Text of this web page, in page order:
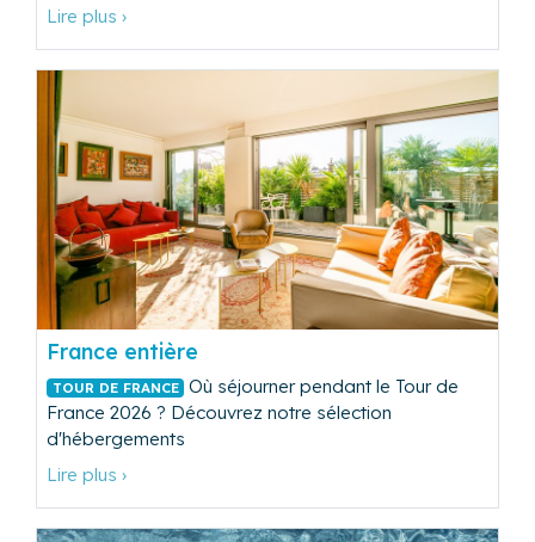
Lire plus ›
France entière
TOUR DE FRANCE
Où séjourner pendant le Tour de
France 2026 ? Découvrez notre sélection
d'hébergements
Lire plus ›